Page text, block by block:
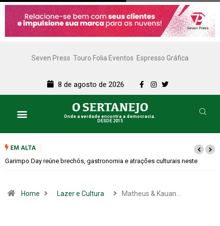
Seven Press Touro Folia Eventos Espresso Gráfica
8 de agosto de 2026
Onde a verdade encontra a democracia.
DESDE 2015
EM ALTA
Bugonia transforma paranoia e conspiração em um suspense imprevisível
Home Lazer e Cultura Matheus & Kauan…